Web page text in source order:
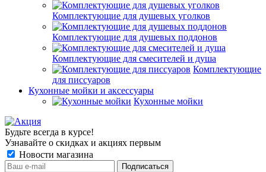
Комплектующие для душевых уголков
Комплектующие для душевых поддонов
Комплектующие для смесителей и душа
Комплектующие
для писсуаров
Кухонные мойки и аксессуары
Кухонные мойки
Будьте всегда в курсе!
Узнавайте о скидках и акциях первым
Новости магазина